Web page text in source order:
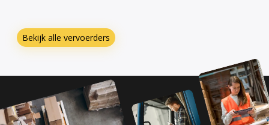
Bekijk alle vervoerders